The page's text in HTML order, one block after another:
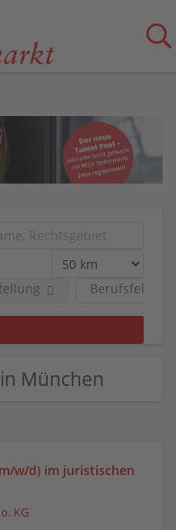
Berufsfeld
München
w/d) im juristischen
KG